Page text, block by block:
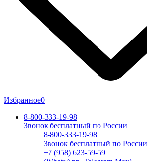
Избранное0
8-800-333-19-98
Звонок бесплатный по России
8-800-333-19-98
Звонок бесплатный по России
+7 (958) 623-59-59